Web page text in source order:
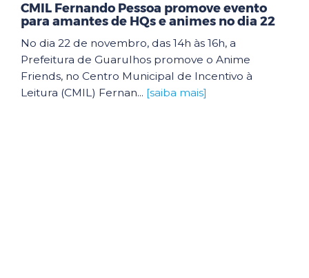
CMIL Fernando Pessoa promove evento
para amantes de HQs e animes no dia 22
No dia 22 de novembro, das 14h às 16h, a
Prefeitura de Guarulhos promove o Anime
Friends, no Centro Municipal de Incentivo à
Leitura (CMIL) Fernan... [saiba mais]